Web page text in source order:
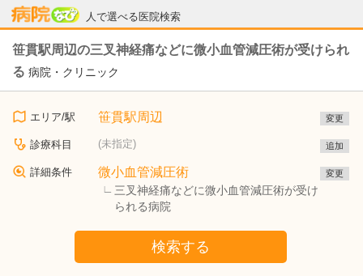
人で選べる医院検索
病院なび
笹貫駅周辺の三叉神経痛などに微小血管減圧術が受けられ
る 病院・クリニック
エリア/駅 笹貫駅周辺 変更
診療科目 (未指定) 追加
詳細条件 微小血管減圧術
三叉神経痛などに微小血管減圧術が受け
られる病院
変更
検索する